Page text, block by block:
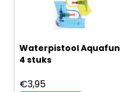
Waterpistool Aquafun
4 stuks
€3,95